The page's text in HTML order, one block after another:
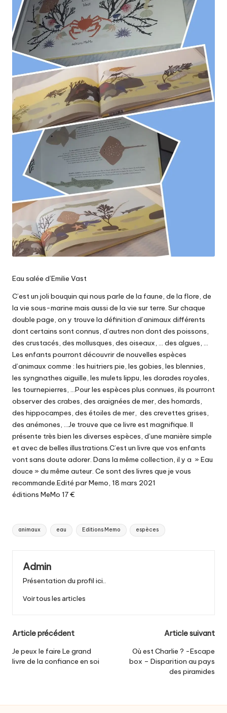
Eau salée d’Emilie Vast
C’est un joli bouquin qui nous parle de la faune, de la flore, de
la vie sous-marine mais aussi de la vie sur terre. Sur chaque
double page, on y trouve la définition d’animaux différents
dont certains sont connus, d’autres non dont des poissons,
des crustacés, des mollusques, des oiseaux, … des algues, …
Les enfants pourront découvrir de nouvelles espèces
d’animaux comme : les huitriers pie, les gobies, les blennies,
les syngnathes aiguille, les mulets lippu, les dorades royales,
les tournepierres, …Pour les espèces plus connues, ils pourront
observer des crabes, des araignées de mer, des homards,
des hippocampes, des étoiles de mer, des crevettes grises,
des anémones, …Je trouve que ce livre est magnifique. Il
présente très bien les diverses espèces, d’une manière simple
et avec de belles illustrations.C’est un livre que vos enfants
vont sans doute adorer. Dans la même collection, il y a » Eau
douce » du même auteur. Ce sont des livres que je vous
recommande.Edité par Memo, 18 mars 2021
éditions MeMo 17 €
Tags:
animaux eau Editions Memo espèces
Admin
Présentation du profil ici..
Voir tous les articles
Post
navigation
Article précédent
Je peux le faire Le grand
livre de la confiance en soi
Article suivant
Où est Charlie ? -Escape
box – Disparition au pays
des piramides